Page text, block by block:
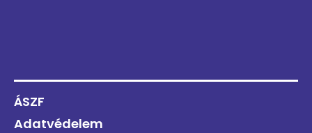
ÁSZF
Adatvédelem